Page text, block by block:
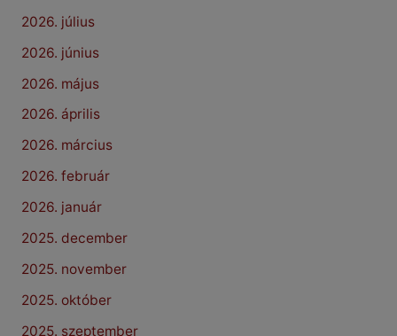
2026. július
2026. június
2026. május
2026. április
2026. március
2026. február
2026. január
2025. december
2025. november
2025. október
2025. szeptember